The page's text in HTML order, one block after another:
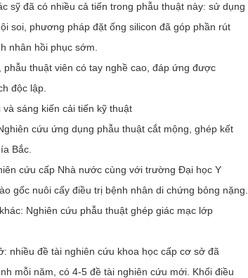
sỹ đã có nhiều cả tiến trong phẫu thuật này: sử dụng
soi, phương pháp đặt ống silicon đã góp phần rút
nhân hồi phục sớm.
phẫu thuật viên có tay nghề cao, đáp ứng được
độc lập.
sáng kiến cải tiến kỹ thuật
cứu ứng dụng phẫu thuật cắt mộng, ghép kết
Bắc.
cứu cấp Nhà nước cùng với trường Đại học Y
gốc nuôi cấy điều trị bệnh nhân di chứng bỏng nặng.
Nghiên cứu phẫu thuật ghép giác mạc lớp
nhiều đề tài nghiên cứu khoa học cấp cơ sở đã
mỗi năm, có 4-5 đề tài nghiên cứu mới. Khối điều